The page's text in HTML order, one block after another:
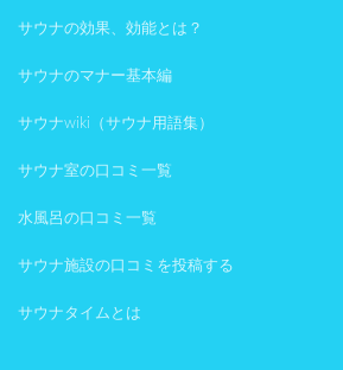
サウナの効果、効能とは？
サウナのマナー基本編
サウナwiki（サウナ用語集）
サウナ室の口コミ一覧
水風呂の口コミ一覧
サウナ施設の口コミを投稿する
サウナタイムとは